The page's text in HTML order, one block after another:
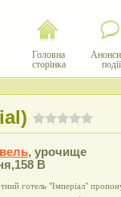
Головна
сторінка
події
, урочище
B
готель "Імперіал"